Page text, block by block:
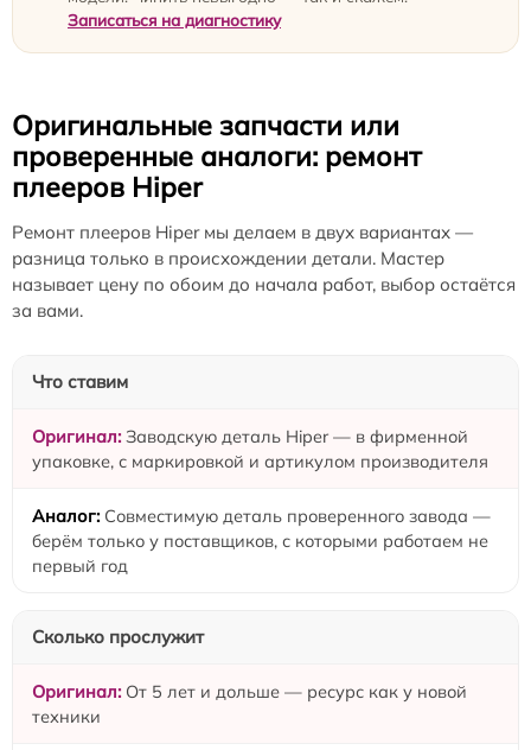
Записаться на диагностику
Оригинальные запчасти или
проверенные аналоги: ремонт
плееров Hiper
Ремонт плееров Hiper мы делаем в двух вариантах —
разница только в происхождении детали. Мастер
называет цену по обоим до начала работ, выбор остаётся
за вами.
Что ставим
Заводскую деталь Hiper — в фирменной
упаковке, с маркировкой и артикулом производителя
Совместимую деталь проверенного завода —
берём только у поставщиков, с которыми работаем не
первый год
Сколько прослужит
От 5 лет и дольше — ресурс как у новой
техники